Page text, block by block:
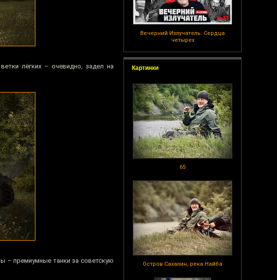
Вечерний Излучатель: Сердца
четырех
Картинки
65
Остров Сахалин, река Найба
лёгких – очевидно, задел на
– премиумные танки за советскую